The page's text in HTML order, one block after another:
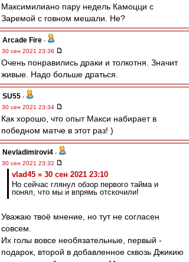
Максимилиано пару недель Камоцци с
Заремой с говном мешали. Не?
Arcade Fire -
30 сен 2021 23:36
Очень понравились драки и толкотня. Значит
живые. Надо больше драться.
SU55 -
30 сен 2021 23:34
Как хорошо, что опыт Макси набирает в
победном матче в этот раз! )
Nevladimirovi4 -
30 сен 2021 23:32
vlad45 » 30 сен 2021 23:10
Но сейчас глянул обзор первого тайма и
понял, что мы и впрямь отскочили!
Уважаю твоё мнение, но тут не согласен
совсем.
Их голы вовсе необязательные, первый -
подарок, второй в добавленное сквозь Джикию